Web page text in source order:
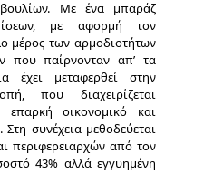
Με ένα μπαράζ
µε αφορμή τον
μέρος των αρμοδιοτήτων
που παίρνονταν απ’ τα
έχει μεταφερθεί στην
που διαχειρίζεται
επαρκή οικονομικό και
συνέχεια μεθοδεύεται
περιφερειαρχών από τον
43% αλλά εγγυημένη